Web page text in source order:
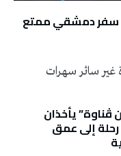
سفر دمشقي ممتع
6 اوت 2026 سهرة غير سائر سهرات
ڤناوة” يأخذان
إلى عمق